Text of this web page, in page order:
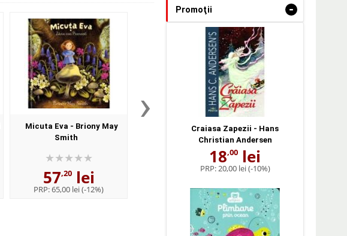
Micuta Eva - Briony May
Smith
57,20lei
PRP:65,00 lei(-12%)
Firimitucarul - Aura Veres
lei
57,00 lei(-12%)
›
Promoţii -
Craiasa Zapezii - Hans
Christian Andersen
18,00 lei
PRP:20,00 lei(-10%)